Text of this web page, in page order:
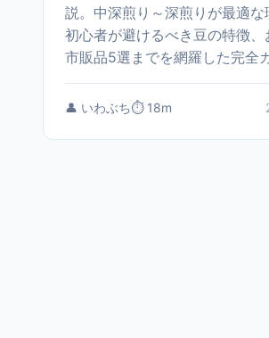
説。中深煎り～深煎りが最適な
初心者が避けるべき豆の特徴、
市販品5選までを網羅した完全
👤 いわぶち⏱️ 18m